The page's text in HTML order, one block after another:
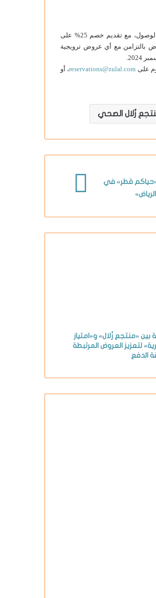
ينطبق العرض فقط على المقيمين في دولة قطر ويتطلب تقديم بطاقة هوية سارية عند تسجيل الوصول، مع تقديم خصم 25% على
بالتزامن مع أي عروض ترويجية
على
، أو
زُلال الصحي
قطر» في
بين «منتجع زُلال» و«امتياز
لتعزيز العروض المرتبطة
الدفع